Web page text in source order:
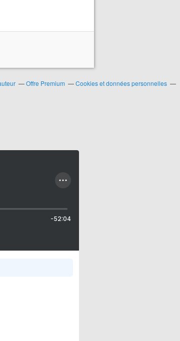
Offre Premium
Cookies et données personnelles
-52:04